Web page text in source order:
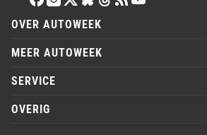
OVER AUTOWEEK
MEER AUTOWEEK
SERVICE
OVERIG